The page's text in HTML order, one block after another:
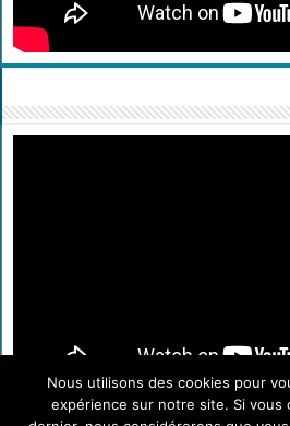
Nous utilisons des cookies pour
expérience sur notre site. Si vous